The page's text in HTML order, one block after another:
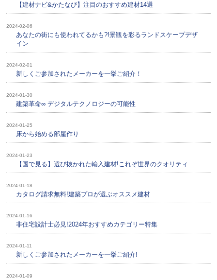
【建材ナビ&かたなび】注目のおすすめ建材14選
2024-02-06
あなたの街にも使われてるかも?!景観を彩るランドスケープデザ
イン
2024-02-01
新しくご参加されたメーカーを一挙ご紹介！
2024-01-30
建築革命∞ デジタルテクノロジーの可能性
2024-01-25
床から始める部屋作り
2024-01-23
【国で見る】選び抜かれた輸入建材!これぞ世界のクオリティ
2024-01-18
カタログ請求無料!建築プロが選ぶオススメ建材
2024-01-16
非住宅設計士必見!2024年おすすめカテゴリー特集
2024-01-11
新しくご参加されたメーカーを一挙ご紹介!
2024-01-09